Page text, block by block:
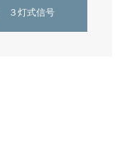
３灯式信号